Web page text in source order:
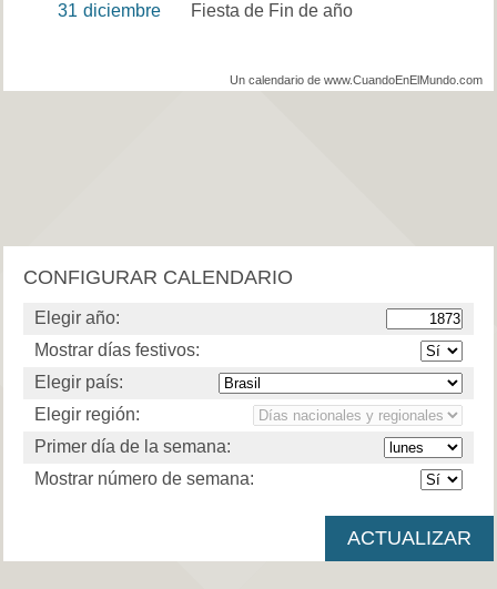
31 diciembre Fiesta de Fin de año
Un calendario de www.CuandoEnElMundo.com
CONFIGURAR CALENDARIO
Elegir año:
Mostrar días festivos:
Elegir país:
Elegir región:
Primer día de la semana:
Mostrar número de semana: